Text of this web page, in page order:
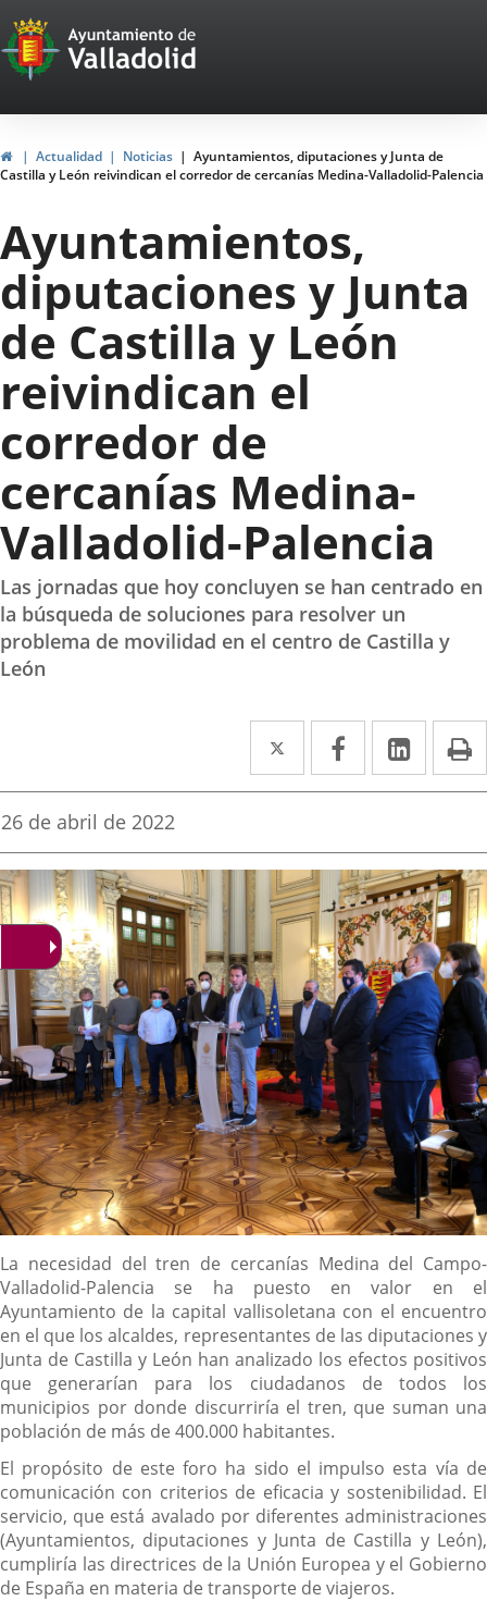
Portal
Web
del
Ayuntamiento
de
Valladolid
HomeActualidad Noticias
Ayuntamientos, diputaciones y Junta de
Castilla y León reivindican el corredor de cercanías Medina-Valladolid-Palencia
Ayuntamientos,
diputaciones y Junta
de Castilla y León
reivindican el
corredor de
cercanías Medina-
Valladolid-Palencia
Las jornadas que hoy concluyen se han centrado en
la búsqueda de soluciones para resolver un
problema de movilidad en el centro de Castilla y
León
Twitter
Enlace
a
aplicación
externa.
Facebook
Enlace
a
aplicación
externa.
Enlace
a
Fecha
la
noticia
26 de abril de 2022
Descripción
La necesidad del tren de cercanías Medina del Campo-
Valladolid-Palencia se ha puesto en valor en el
Ayuntamiento de la capital vallisoletana con el encuentro
en el que los alcaldes, representantes de las diputaciones y
Junta de Castilla y León han analizado los efectos positivos
que generarían para los ciudadanos de todos los
municipios por donde discurriría el tren, que suman una
población de más de 400.000 habitantes.
El propósito de este foro ha sido el impulso esta vía de
comunicación con criterios de eficacia y sostenibilidad. El
servicio, que está avalado por diferentes administraciones
(Ayuntamientos, diputaciones y Junta de Castilla y León),
cumpliría las directrices de la Unión Europea y el Gobierno
de España en materia de transporte de viajeros.